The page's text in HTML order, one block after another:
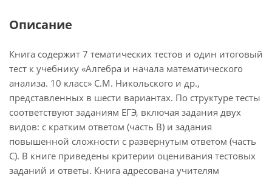
Описание
Книга содержит 7 тематических тестов и один итоговый
тест к учебнику «Алгебра и начала математического
анализа. 10 класс» С.М. Никольского и др.,
представленных в шести вариантах. По структуре тесты
соответствуют заданиям ЕГЭ, включая задания двух
видов: с кратким ответом (часть В) и задания
повышенной сложности с развёрнутым ответом (часть
С). В книге приведены критерии оценивания тестовых
заданий и ответы. Книга адресована учителям